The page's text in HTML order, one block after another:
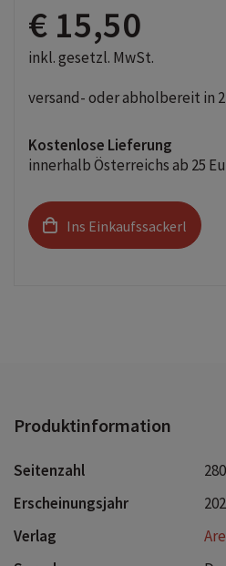
€ 15,50
inkl. gesetzl. MwSt.
versand- oder abholbereit in
Kostenlose Lieferung
innerhalb Österreichs ab 25
Ins Einkaufssackerl
Produktinformation
Seitenzahl
280
Erscheinungsjahr
Verlag